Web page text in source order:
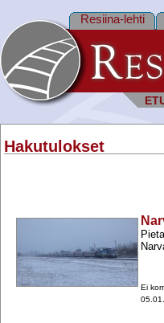
Resiina-lehti
Hakutulokset
Ei